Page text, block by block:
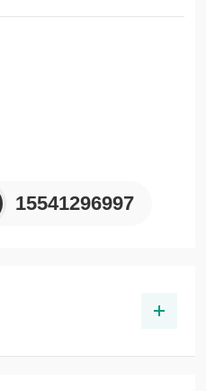
15541296997